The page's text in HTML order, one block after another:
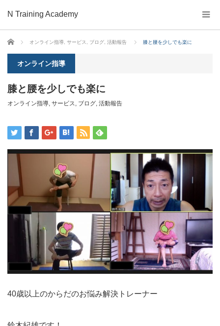
N Training Academy
ホーム オンライン指導 サービス ブログ 活動報告 膝と腰を少しでも楽に
オンライン指導
膝と腰を少しでも楽に
オンライン指導, サービス, ブログ, 活動報告
40歳以上のからだのお悩み解決トレーナー